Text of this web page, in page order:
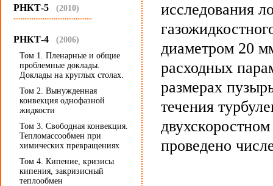
РНКТ-5 (2010)
...........................................
РНКТ-4 (2006)
Том 1. Пленарные и общие
проблемные доклады.
Доклады на круглых столах.
Том 2. Вынужденная
конвекция однофазной
жидкости
Том 3. Свободная конвекция.
Тепломассообмен при
химических превращениях
Том 4. Кипение, кризисы
кипения, закризисный
теплообмен
исследования
диаметром 20
расходных
размерах
течения
проведено